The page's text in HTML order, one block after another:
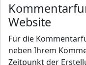
Website
Für die
neben Ihrem
Zeitpunkt der